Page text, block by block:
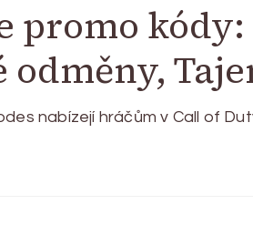
promo
odměny,
nabízejí hráčům v Call of